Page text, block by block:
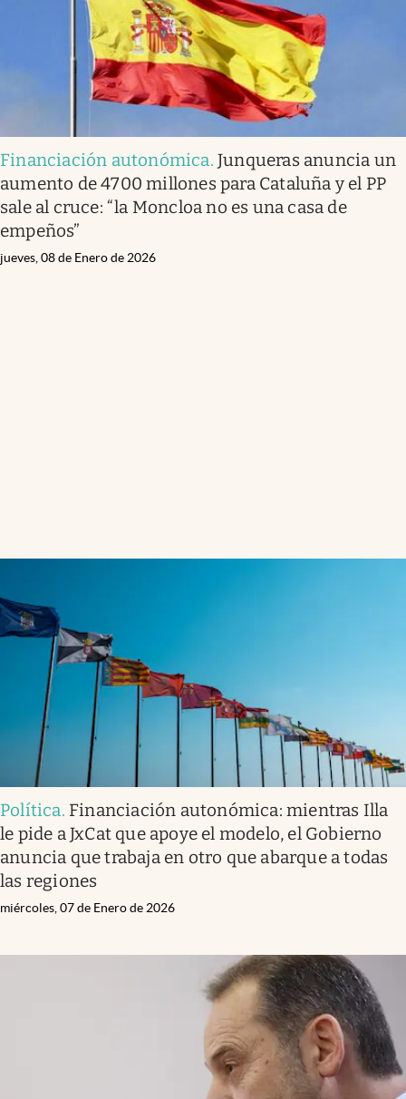
Financiación autonómica.Junqueras anuncia un
aumento de 4700 millones para Cataluña y el PP
sale al cruce: “la Moncloa no es una casa de
empeños”
jueves, 08 de Enero de 2026
Política. Financiación autonómica: mientras Illa
le pide a JxCat que apoye el modelo, el Gobierno
anuncia que trabaja en otro que abarque a todas
las regiones
miércoles, 07 de Enero de 2026